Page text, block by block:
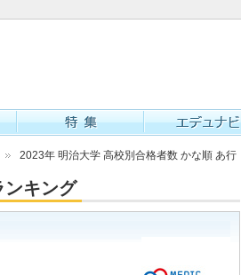
2023年 明治大学 高校別合格者数 かな順 あ行
ンキング